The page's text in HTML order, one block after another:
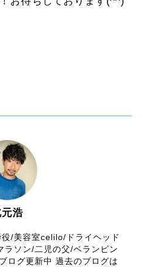
浩
/美容室celilo/ドライヘッド
ラソン/二児の父/ベランピン
ログ更新中 過去のブログは